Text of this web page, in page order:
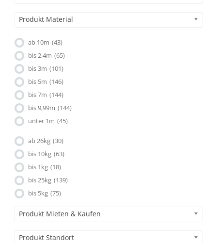
Produkt Material
ab 10m (43)
bis 2,4m (65)
bis 3m (101)
bis 5m (146)
bis 7m (144)
bis 9,99m (144)
unter 1m (45)
ab 26kg (30)
bis 10kg (63)
bis 1kg (18)
bis 25kg (139)
bis 5kg (75)
Produkt Mieten & Kaufen
Produkt Standort